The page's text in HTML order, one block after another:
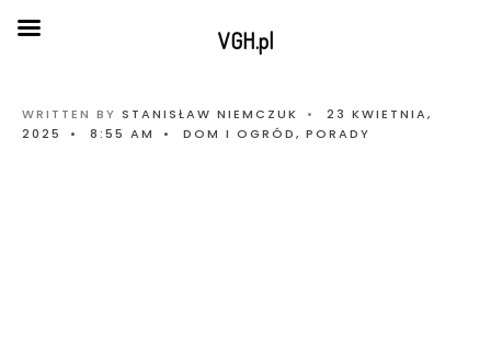
WRITTEN BY STANISŁAW NIEMCZUK •
23 KWIETNIA,
2025
• 8:55 AM • DOM I OGRÓD, PORADY
VGH.pl